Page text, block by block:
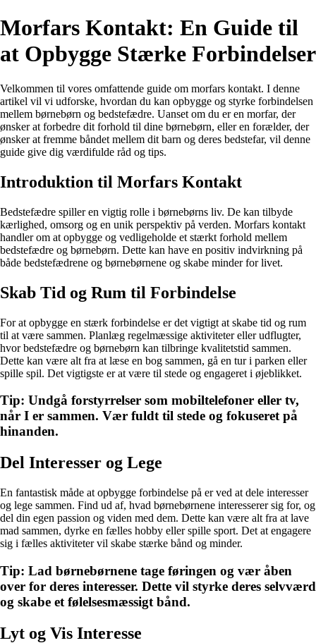
Morfars Kontakt: En Guide til
at Opbygge Stærke Forbindelser
Velkommen til vores omfattende guide om morfars kontakt. I denne
artikel vil vi udforske, hvordan du kan opbygge og styrke forbindelsen
mellem børnebørn og bedstefædre. Uanset om du er en morfar, der
ønsker at forbedre dit forhold til dine børnebørn, eller en forælder, der
ønsker at fremme båndet mellem dit barn og deres bedstefar, vil denne
guide give dig værdifulde råd og tips.
Introduktion til Morfars Kontakt
Bedstefædre spiller en vigtig rolle i børnebørns liv. De kan tilbyde
kærlighed, omsorg og en unik perspektiv på verden. Morfars kontakt
handler om at opbygge og vedligeholde et stærkt forhold mellem
bedstefædre og børnebørn. Dette kan have en positiv indvirkning på
både bedstefædrene og børnebørnene og skabe minder for livet.
Skab Tid og Rum til Forbindelse
For at opbygge en stærk forbindelse er det vigtigt at skabe tid og rum
til at være sammen. Planlæg regelmæssige aktiviteter eller udflugter,
hvor bedstefædre og børnebørn kan tilbringe kvalitetstid sammen.
Dette kan være alt fra at læse en bog sammen, gå en tur i parken eller
spille spil. Det vigtigste er at være til stede og engageret i øjeblikket.
Tip: Undgå forstyrrelser som mobiltelefoner eller tv,
når I er sammen. Vær fuldt til stede og fokuseret på
hinanden.
Del Interesser og Lege
En fantastisk måde at opbygge forbindelse på er ved at dele interesser
og lege sammen. Find ud af, hvad børnebørnene interesserer sig for, og
del din egen passion og viden med dem. Dette kan være alt fra at lave
mad sammen, dyrke en fælles hobby eller spille sport. Det at engagere
sig i fælles aktiviteter vil skabe stærke bånd og minder.
Tip: Lad børnebørnene tage føringen og vær åben
over for deres interesser. Dette vil styrke deres selvværd
og skabe et følelsesmæssigt bånd.
Lyt og Vis Interesse